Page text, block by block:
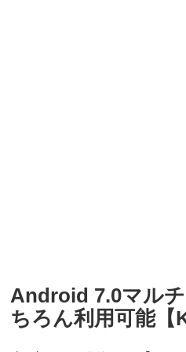
Android 7.0マル
ちろん利用可能【